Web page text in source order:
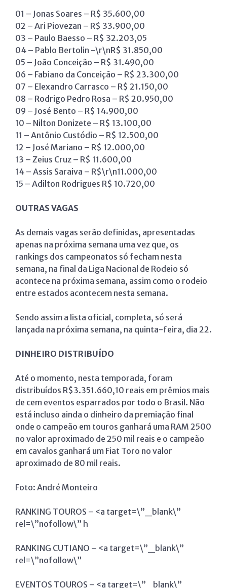
01 – Jonas Soares – R$ 35.600,00
02 – Ari Piovezan – R$ 33.900,00
03 – Paulo Baesso – R$ 32.203,05
04 – Pablo Bertolin -\r\nR$ 31.850,00
05 – João Conceição – R$ 31.490,00
06 – Fabiano da Conceição – R$ 23.300,00
07 – Elexandro Carrasco – R$ 21.150,00
08 – Rodrigo Pedro Rosa – R$ 20.950,00
09 – José Bento – R$ 14.900,00
10 – Nilton Donizete – R$ 13.100,00
11 – Antônio Custódio – R$ 12.500,00
12 – José Mariano – R$ 12.000,00
13 – Zeius Cruz – R$ 11.600,00
14 – Assis Saraiva – R$\r\n11.000,00
15 – Adilton Rodrigues R$ 10.720,00
OUTRAS VAGAS
As demais vagas serão definidas, apresentadas
apenas na próxima semana uma vez que, os
rankings dos campeonatos só fecham nesta
semana, na final da Liga Nacional de Rodeio só
acontece na próxima semana, assim como o rodeio
entre estados acontecem nesta semana.
Sendo assim a lista oficial, completa, só será
lançada na próxima semana, na quinta-feira, dia 22.
DINHEIRO DISTRIBUÍDO
Até o momento, nesta temporada, foram
distribuídos R$3.351.660,10 reais em prêmios mais
de cem eventos esparrados por todo o Brasil. Não
está incluso ainda o dinheiro da premiação final
onde o campeão em touros ganhará uma RAM 2500
no valor aproximado de 250 mil reais e o campeão
em cavalos ganhará um Fiat Toro no valor
aproximado de 80 mil reais.
Foto: André Monteiro
RANKING TOUROS – <a target=\”_blank\”
rel=\”nofollow\” h
RANKING CUTIANO – <a target=\”_blank\”
rel=\”nofollow\”
EVENTOS TOUROS – <a target=\”_blank\”